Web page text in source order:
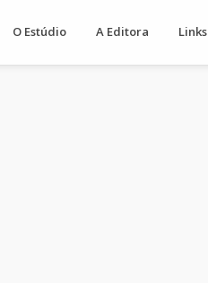
O Estúdio A Editora Links